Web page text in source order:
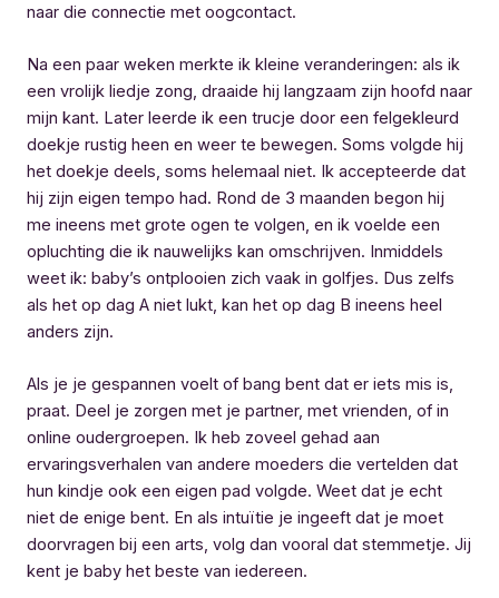
naar die connectie met oogcontact.
Na een paar weken merkte ik kleine veranderingen: als ik
een vrolijk liedje zong, draaide hij langzaam zijn hoofd naar
mijn kant. Later leerde ik een trucje door een felgekleurd
doekje rustig heen en weer te bewegen. Soms volgde hij
het doekje deels, soms helemaal niet. Ik accepteerde dat
hij zijn eigen tempo had. Rond de 3 maanden begon hij
me ineens met grote ogen te volgen, en ik voelde een
opluchting die ik nauwelijks kan omschrijven. Inmiddels
weet ik: baby’s ontplooien zich vaak in golfjes. Dus zelfs
als het op dag A niet lukt, kan het op dag B ineens heel
anders zijn.
Als je je gespannen voelt of bang bent dat er iets mis is,
praat. Deel je zorgen met je partner, met vrienden, of in
online oudergroepen. Ik heb zoveel gehad aan
ervaringsverhalen van andere moeders die vertelden dat
hun kindje ook een eigen pad volgde. Weet dat je echt
niet de enige bent. En als intuïtie je ingeeft dat je moet
doorvragen bij een arts, volg dan vooral dat stemmetje. Jij
kent je baby het beste van iedereen.